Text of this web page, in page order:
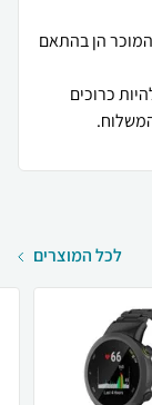
הן בהתאם
כרוכים
לכל המוצרים